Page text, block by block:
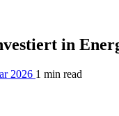
in
2026 1 min read